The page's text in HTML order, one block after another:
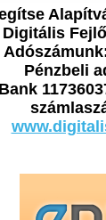
Pénzbeli